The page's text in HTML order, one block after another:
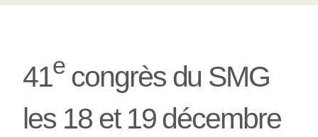
41econgrès du SMG
les 18 et 19 décembre